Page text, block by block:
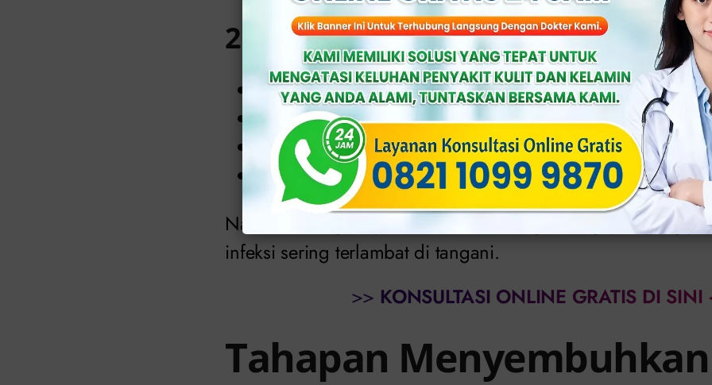
2. Pada Wanita
Keputihan tidak normal (abnormal).
Nyeri saat berkemih.
Nyeri panggul.
Perdarahan di luar siklus menstruasi.
Namun, sebagian penderita tidak mengalami gejala yang
infeksi sering terlambat di tangani.
>> KONSULTASI ONLINE GRATIS DI SINI
Tahapan